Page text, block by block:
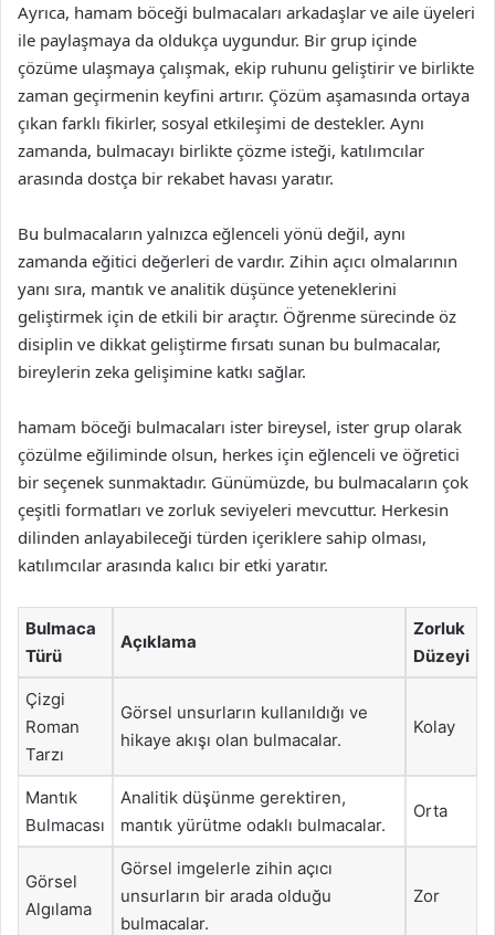
Ayrıca, hamam böceği bulmacaları arkadaşlar ve aile üyeleri
ile paylaşmaya da oldukça uygundur. Bir grup içinde
çözüme ulaşmaya çalışmak, ekip ruhunu geliştirir ve birlikte
zaman geçirmenin keyfini artırır. Çözüm aşamasında ortaya
çıkan farklı fikirler, sosyal etkileşimi de destekler. Aynı
zamanda, bulmacayı birlikte çözme isteği, katılımcılar
arasında dostça bir rekabet havası yaratır.
Bu bulmacaların yalnızca eğlenceli yönü değil, aynı
zamanda eğitici değerleri de vardır. Zihin açıcı olmalarının
yanı sıra, mantık ve analitik düşünce yeteneklerini
geliştirmek için de etkili bir araçtır. Öğrenme sürecinde öz
disiplin ve dikkat geliştirme fırsatı sunan bu bulmacalar,
bireylerin zeka gelişimine katkı sağlar.
hamam böceği bulmacaları ister bireysel, ister grup olarak
çözülme eğiliminde olsun, herkes için eğlenceli ve öğretici
bir seçenek sunmaktadır. Günümüzde, bu bulmacaların çok
çeşitli formatları ve zorluk seviyeleri mevcuttur. Herkesin
dilinden anlayabileceği türden içeriklere sahip olması,
katılımcılar arasında kalıcı bir etki yaratır.
Bulmaca
Türü
Açıklama
Zorluk
Düzeyi
Çizgi
Roman
Tarzı
Görsel unsurların kullanıldığı ve
hikaye akışı olan bulmacalar.
Kolay
Mantık
Bulmacası
Analitik düşünme gerektiren,
mantık yürütme odaklı bulmacalar.
Orta
Görsel
Algılama
Görsel imgelerle zihin açıcı
unsurların bir arada olduğu
bulmacalar.
Zor